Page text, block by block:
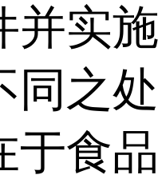
并实施
同之
于食